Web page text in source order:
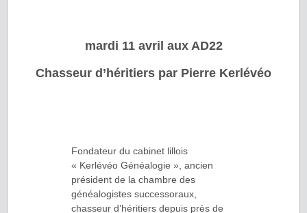
mardi 11 avril aux AD22
Chasseur d’héritiers par Pierre Kerlévéo
Fondateur du cabinet lillois
« Kerlévéo Généalogie », ancien
président de la chambre des
généalogistes successoraux,
chasseur d’héritiers depuis près de